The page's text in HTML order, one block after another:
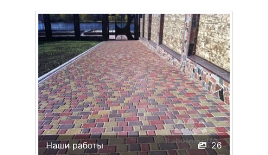
26
Наши работы